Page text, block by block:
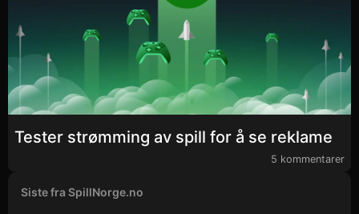
Tester strømming av spill for å se reklame
5 kommentarer
Siste fra SpillNorge.no